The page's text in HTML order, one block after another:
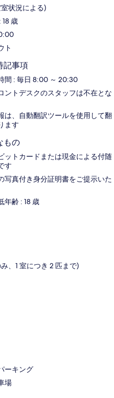
状況による)
歳
ト
記事項
間 : 毎日 8:00 ～ 20:30
ントデスクのスタッフは不在とな
は、自動翻訳ツールを使用して翻
ます
もの
ットカードまたは現金による付随
す
写真付き身分証明書をご提示いた
年齢 : 18 歳
、1 室につき 2 匹まで)
ーキング
場